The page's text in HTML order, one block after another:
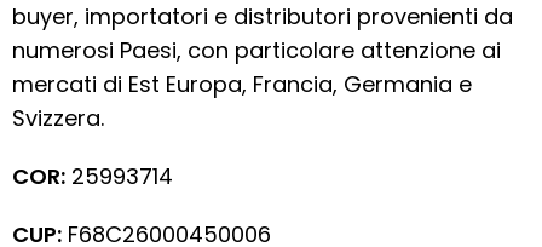
buyer, importatori e distributori provenienti da
numerosi Paesi, con particolare attenzione ai
mercati di Est Europa, Francia, Germania e
Svizzera.
COR: 25993714
CUP: F68C26000450006